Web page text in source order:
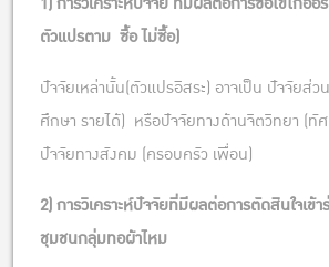
ตัวแปรตาม ซื้อ ไม่ซื้อ)​
ปัจจัยเหล่านั้น(ตัวแปรอิสระ)​ อาจเป็น ปัจจัยส่
ศึกษา รายได้)​ หรือปัจจัยทางด้านจิตวิทยา (ทั
ปัจจัยทางสังคม (ครอบครัว เพื่อน)​
2) การวิเคราะห์ปัจจัยที่มีผลต่อการตัดสินใจเข้
ชุมชนกลุ่มทอผ้าไหม